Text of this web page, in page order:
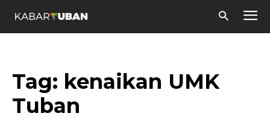
Tag: kenaikan UMK
Tuban